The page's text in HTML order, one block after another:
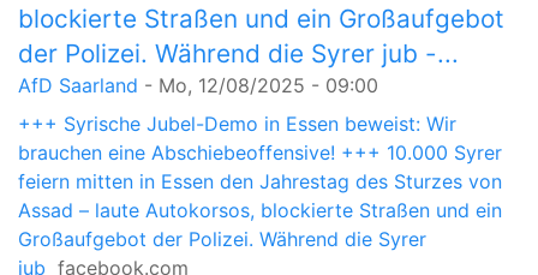
blockierte Straßen und ein Großaufgebot
der Polizei. Während die Syrer jub -...
AfD Saarland - Mo, 12/08/2025 - 09:00
+++ Syrische Jubel-Demo in Essen beweist: Wir
brauchen eine Abschiebeoffensive! +++ 10.000 Syrer
feiern mitten in Essen den Jahrestag des Sturzes von
Assad – laute Autokorsos, blockierte Straßen und ein
Großaufgebot der Polizei. Während die Syrer
jub facebook.com